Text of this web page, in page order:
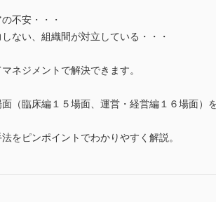
不安・・・
ない、組織間が対立している・・・
ネジメントで解決できます。
（臨床編１５場面、運営・経営編１６場面）
をピンポイントでわかりやすく解説。